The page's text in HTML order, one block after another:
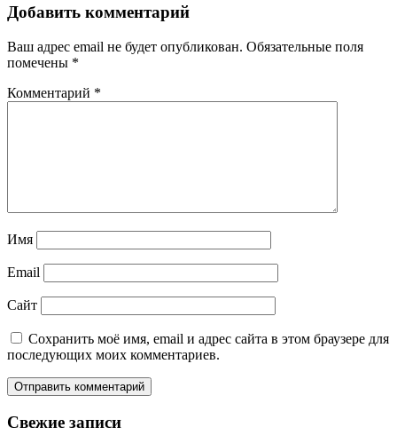
Добавить комментарий
Ваш адрес email не будет опубликован. Обязательные поля
помечены *
Комментарий *
Имя
Email
Сайт
Сохранить моё имя, email и адрес сайта в этом браузере для
последующих моих комментариев.
Свежие записи